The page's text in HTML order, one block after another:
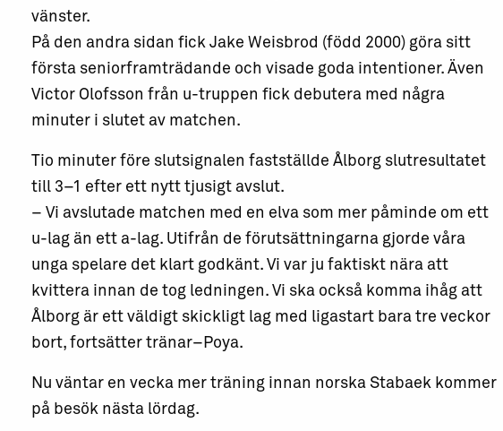
vänster.
På den andra sidan fick Jake Weisbrod (född 2000) göra sitt
första seniorframträdande och visade goda intentioner. Även
Victor Olofsson från u-truppen fick debutera med några
minuter i slutet av matchen.
Tio minuter före slutsignalen fastställde Ålborg slutresultatet
till 3–1 efter ett nytt tjusigt avslut.
– Vi avslutade matchen med en elva som mer påminde om ett
u-lag än ett a-lag. Utifrån de förutsättningarna gjorde våra
unga spelare det klart godkänt. Vi var ju faktiskt nära att
kvittera innan de tog ledningen. Vi ska också komma ihåg att
Ålborg är ett väldigt skickligt lag med ligastart bara tre veckor
bort, fortsätter tränar–Poya.
Nu väntar en vecka mer träning innan norska Stabaek kommer
på besök nästa lördag.